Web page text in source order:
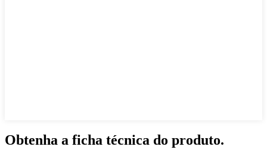
Obtenha a ficha técnica do produto.